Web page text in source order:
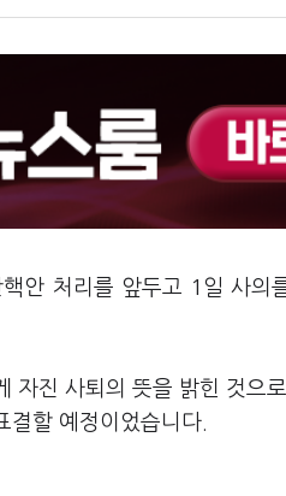
안 처리를 앞두고 1 일 사의
자진 사퇴의 뜻을 밝힌 것으
결할 예정이었습니다